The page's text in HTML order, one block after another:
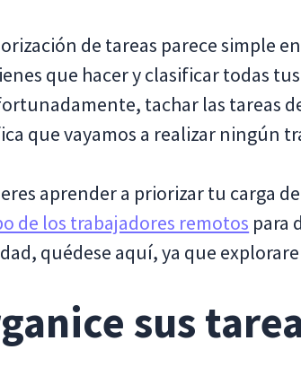
de tareas parece simple
que hacer y clasificar todas
tachar las tareas
que vayamos a realizar ningún
aprender a priorizar tu carga
de los trabajadores remotos para
quédese aquí, ya que
sus